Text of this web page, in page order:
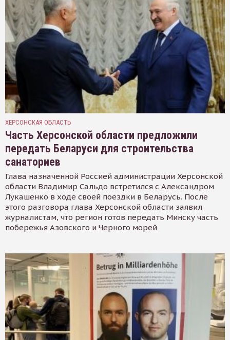
ХЕРСОНСКАЯ ОБЛАСТЬ
Часть Херсонской области предложили
передать Беларуси для строительства
санаториев
Глава назначенной Россией администрации Херсонской
области Владимир Сальдо встретился с Александром
Лукашенко в ходе своей поездки в Беларусь. После
этого разговора глава Херсонской области заявил
журналистам, что регион готов передать Минску часть
побережья Азовского и Черного морей